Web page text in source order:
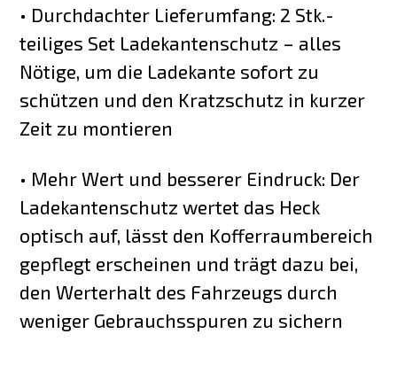
• Durchdachter Lieferumfang: 2 Stk.-
teiliges Set Ladekantenschutz – alles
Nötige, um die Ladekante sofort zu
schützen und den Kratzschutz in kurzer
Zeit zu montieren
• Mehr Wert und besserer Eindruck: Der
Ladekantenschutz wertet das Heck
optisch auf, lässt den Kofferraumbereich
gepflegt erscheinen und trägt dazu bei,
den Werterhalt des Fahrzeugs durch
weniger Gebrauchsspuren zu sichern